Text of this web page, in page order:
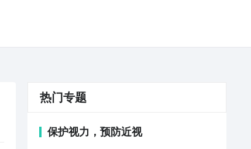
热门专题
保护视力，预防近视